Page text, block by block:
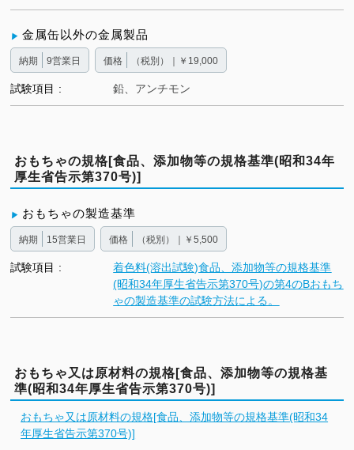
金属缶以外の金属製品
納期 9営業日 価格 （税別）｜￥19,000
試験項目 鉛、アンチモン
おもちゃの規格[食品、添加物等の規格基準(昭和34年
厚生省告示第370号)]
おもちゃの製造基準
納期 15営業日 価格 （税別）｜￥5,500
試験項目
着色料(溶出試験)食品、添加物等の規格基準
(昭和34年厚生省告示第370号)の第4のBおもち
ゃの製造基準の試験方法による。
おもちゃ又は原材料の規格[食品、添加物等の規格基
準(昭和34年厚生省告示第370号)]
おもちゃ又は原材料の規格[食品、添加物等の規格基準(昭和34
年厚生省告示第370号)]